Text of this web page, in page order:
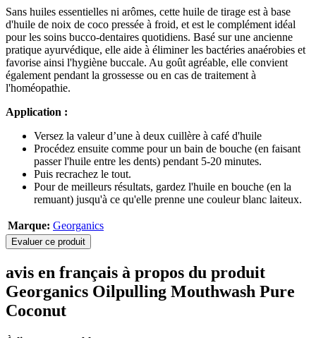
Sans huiles essentielles ni arômes, cette huile de tirage est à base
d'huile de noix de coco pressée à froid, et est le complément idéal
pour les soins bucco-dentaires quotidiens. Basé sur une ancienne
pratique ayurvédique, elle aide à éliminer les bactéries anaérobies et
favorise ainsi l'hygiène buccale. Au goût agréable, elle convient
également pendant la grossesse ou en cas de traitement à
l'homéopathie.
Application :
Versez la valeur d’une à deux cuillère à café d'huile
Procédez ensuite comme pour un bain de bouche (en faisant
passer l'huile entre les dents) pendant 5-20 minutes.
Puis recrachez le tout.
Pour de meilleurs résultats, gardez l'huile en bouche (en la
remuant) jusqu'à ce qu'elle prenne une couleur blanc laiteux.
Marque: Georganics
Evaluer ce produit
avis en français à propos du produit
Georganics Oilpulling Mouthwash Pure
Coconut